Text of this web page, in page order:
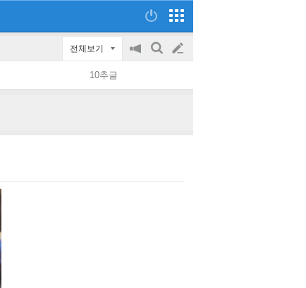
전체보기
공
on/off
검
글
쓰
10추글